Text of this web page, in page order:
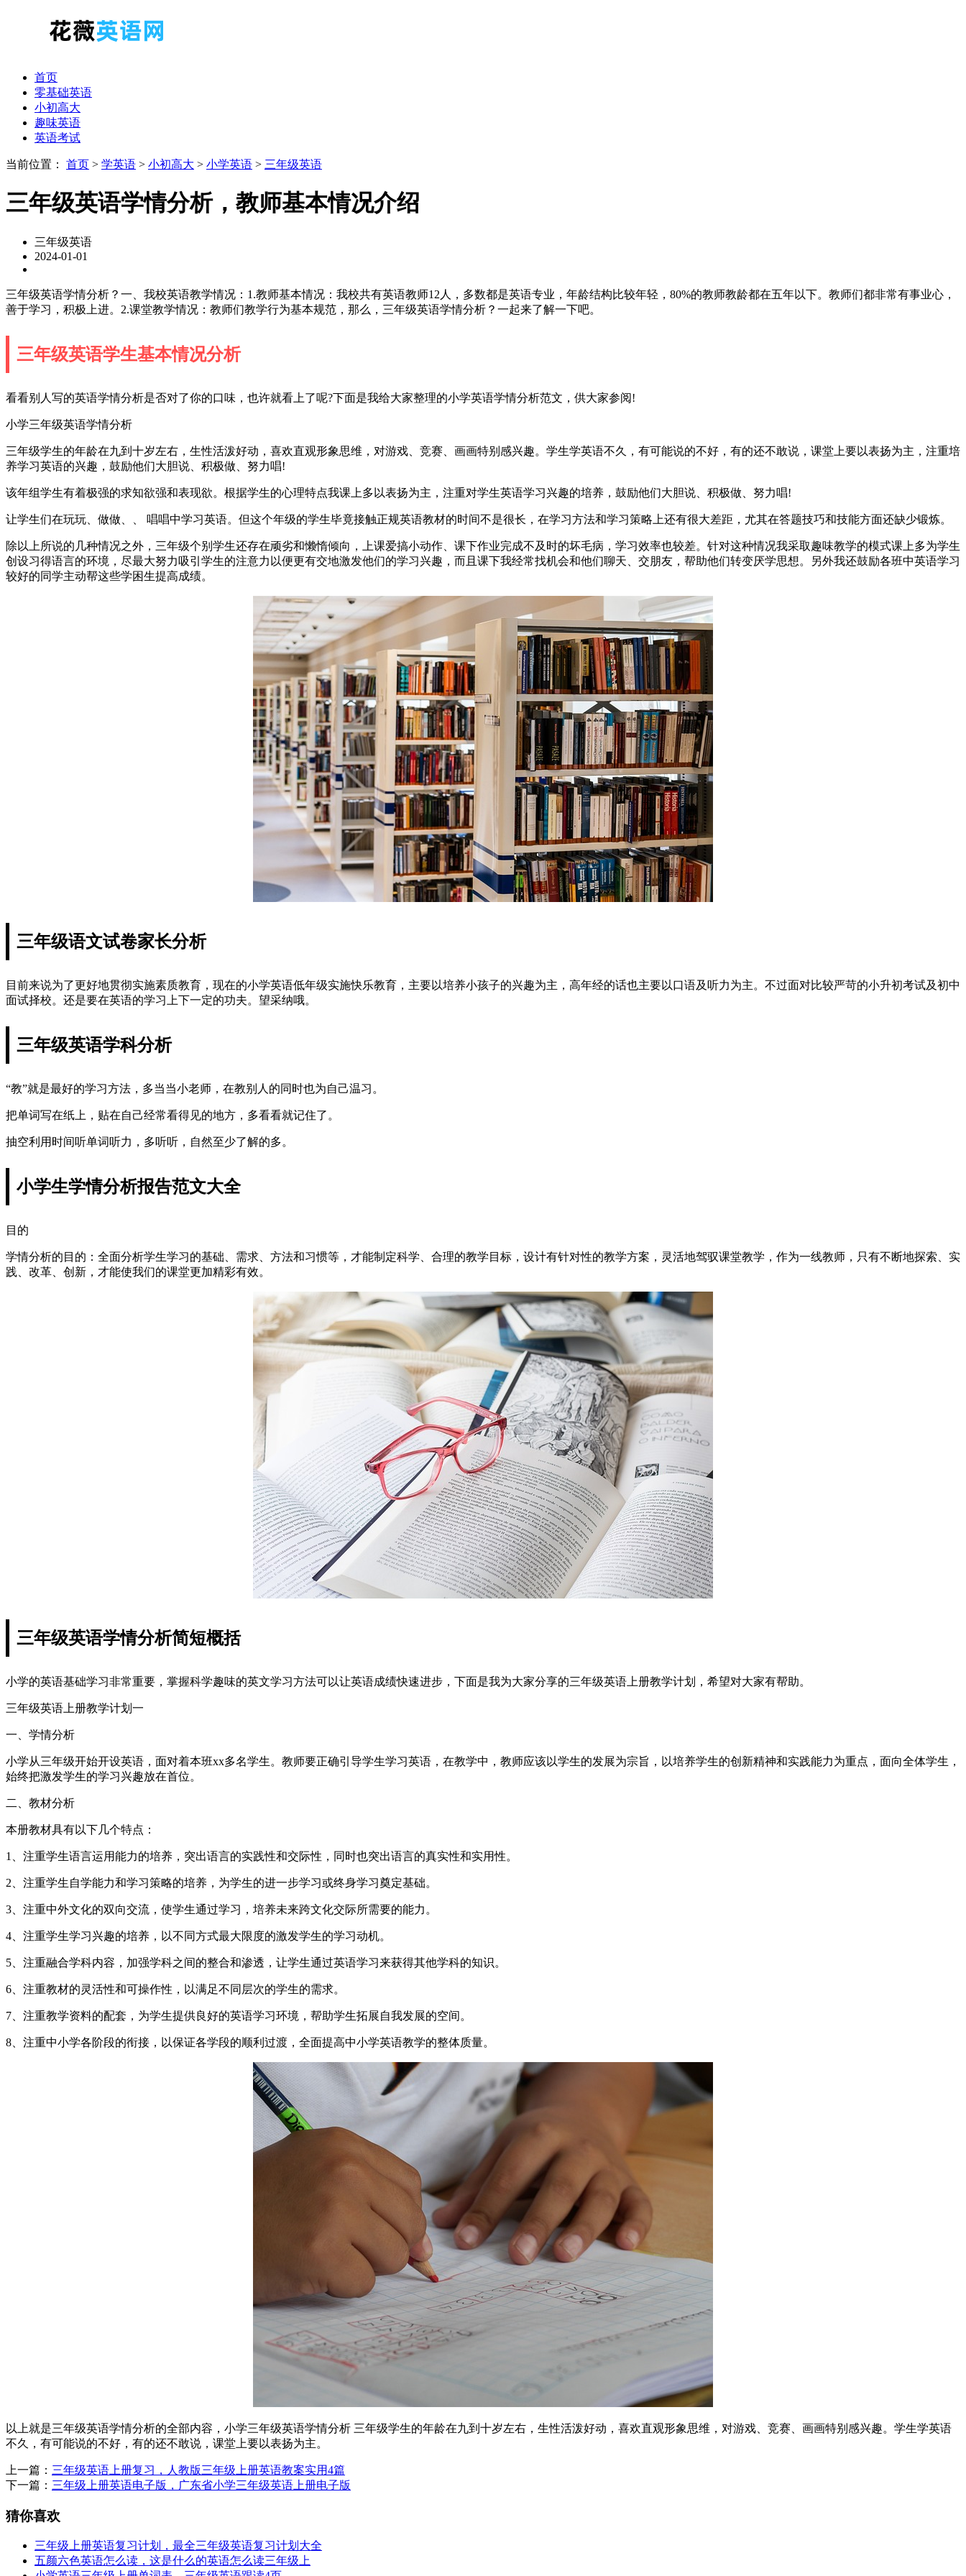
首页
零基础英语
小初高大
趣味英语
英语考试
当前位置： 首页 > 学英语 > 小初高大 > 小学英语 > 三年级英语
三年级英语学情分析，教师基本情况介绍
三年级英语
2024-01-01
三年级英语学情分析？一、我校英语教学情况：1.教师基本情况：我校共有英语教师12人，多数都是英语专业，年龄结构比较年轻，80%的教师教龄都在五年以下。教师们都非常有事业心，
善于学习，积极上进。2.课堂教学情况：教师们教学行为基本规范，那么，三年级英语学情分析？一起来了解一下吧。
三年级英语学生基本情况分析
看看别人写的英语学情分析是否对了你的口味，也许就看上了呢?下面是我给大家整理的小学英语学情分析范文，供大家参阅!
小学三年级英语学情分析
三年级学生的年龄在九到十岁左右，生性活泼好动，喜欢直观形象思维，对游戏、竞赛、画画特别感兴趣。学生学英语不久，有可能说的不好，有的还不敢说，课堂上要以表扬为主，注重培
养学习英语的兴趣，鼓励他们大胆说、积极做、努力唱!
该年组学生有着极强的求知欲强和表现欲。根据学生的心理特点我课上多以表扬为主，注重对学生英语学习兴趣的培养，鼓励他们大胆说、积极做、努力唱!
让学生们在玩玩、做做、、 唱唱中学习英语。但这个年级的学生毕竟接触正规英语教材的时间不是很长，在学习方法和学习策略上还有很大差距，尤其在答题技巧和技能方面还缺少锻炼。
除以上所说的几种情况之外，三年级个别学生还存在顽劣和懒惰倾向，上课爱搞小动作、课下作业完成不及时的坏毛病，学习效率也较差。针对这种情况我采取趣味教学的模式课上多为学生
创设习得语言的环境，尽最大努力吸引学生的注意力以便更有交地激发他们的学习兴趣，而且课下我经常找机会和他们聊天、交朋友，帮助他们转变厌学思想。另外我还鼓励各班中英语学习
较好的同学主动帮这些学困生提高成绩。
三年级语文试卷家长分析
目前来说为了更好地贯彻实施素质教育，现在的小学英语低年级实施快乐教育，主要以培养小孩子的兴趣为主，高年经的话也主要以口语及听力为主。不过面对比较严苛的小升初考试及初中
面试择校。还是要在英语的学习上下一定的功夫。望采纳哦。
三年级英语学科分析
“教”就是最好的学习方法，多当当小老师，在教别人的同时也为自己温习。
把单词写在纸上，贴在自己经常看得见的地方，多看看就记住了。
抽空利用时间听单词听力，多听听，自然至少了解的多。
小学生学情分析报告范文大全
目的
学情分析的目的：全面分析学生学习的基础、需求、方法和习惯等，才能制定科学、合理的教学目标，设计有针对性的教学方案，灵活地驾驭课堂教学，作为一线教师，只有不断地探索、实
践、改革、创新，才能使我们的课堂更加精彩有效。
三年级英语学情分析简短概括
小学的英语基础学习非常重要，掌握科学趣味的英文学习方法可以让英语成绩快速进步，下面是我为大家分享的三年级英语上册教学计划，希望对大家有帮助。
三年级英语上册教学计划一
一、学情分析
小学从三年级开始开设英语，面对着本班xx多名学生。教师要正确引导学生学习英语，在教学中，教师应该以学生的发展为宗旨，以培养学生的创新精神和实践能力为重点，面向全体学生，
始终把激发学生的学习兴趣放在首位。
二、教材分析
本册教材具有以下几个特点：
1、注重学生语言运用能力的培养，突出语言的实践性和交际性，同时也突出语言的真实性和实用性。
2、注重学生自学能力和学习策略的培养，为学生的进一步学习或终身学习奠定基础。
3、注重中外文化的双向交流，使学生通过学习，培养未来跨文化交际所需要的能力。
4、注重学生学习兴趣的培养，以不同方式最大限度的激发学生的学习动机。
5、注重融合学科内容，加强学科之间的整合和渗透，让学生通过英语学习来获得其他学科的知识。
6、注重教材的灵活性和可操作性，以满足不同层次的学生的需求。
7、注重教学资料的配套，为学生提供良好的英语学习环境，帮助学生拓展自我发展的空间。
8、注重中小学各阶段的衔接，以保证各学段的顺利过渡，全面提高中小学英语教学的整体质量。
以上就是三年级英语学情分析的全部内容，小学三年级英语学情分析 三年级学生的年龄在九到十岁左右，生性活泼好动，喜欢直观形象思维，对游戏、竞赛、画画特别感兴趣。学生学英语
不久，有可能说的不好，有的还不敢说，课堂上要以表扬为主。
上一篇： 三年级英语上册复习，人教版三年级上册英语教案实用4篇
下一篇： 三年级上册英语电子版，广东省小学三年级英语上册电子版
猜你喜欢
三年级上册英语复习计划，最全三年级英语复习计划大全
五颜六色英语怎么读，这是什么的英语怎么读三年级上